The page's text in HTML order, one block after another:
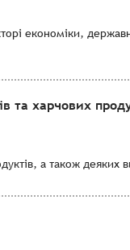
економіки,
та харчових
а також деяких